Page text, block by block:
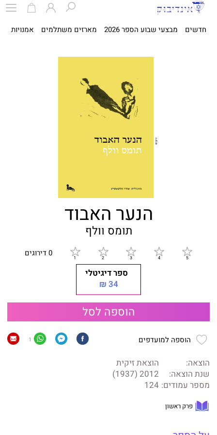
חדשים מבצעי שבוע הספר 2026 מארזים משתלמים אמנויות
הנער האבוד
תומס וולף
0 דירוגים
ספר דיגיטלי
34 ₪
הוספה לסל
הוספה למועדפים 1
הוצאה:
הוצאת זיקית
שנת הוצאה:
2012 (1937)
מספר עמודים: 124
פרק ראשון